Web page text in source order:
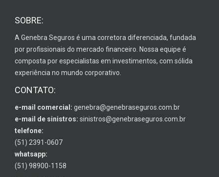
SOBRE:
A Genebra Seguros é uma corretora diferenciada, fundada
por profissionais do mercado financeiro. Nossa equipe é
composta por especialistas em investimentos, com sólida
experiência no mundo corporativo.
CONTATO:
e-mail comercial: genebra@genebraseguros.com.br
e-mail de sinistros: sinistros@genebraseguros.com.br
telefone:
(51) 2391-0607
whatsapp:
(51) 98900-1158